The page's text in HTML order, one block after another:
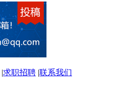
|求职招聘 |联系我们